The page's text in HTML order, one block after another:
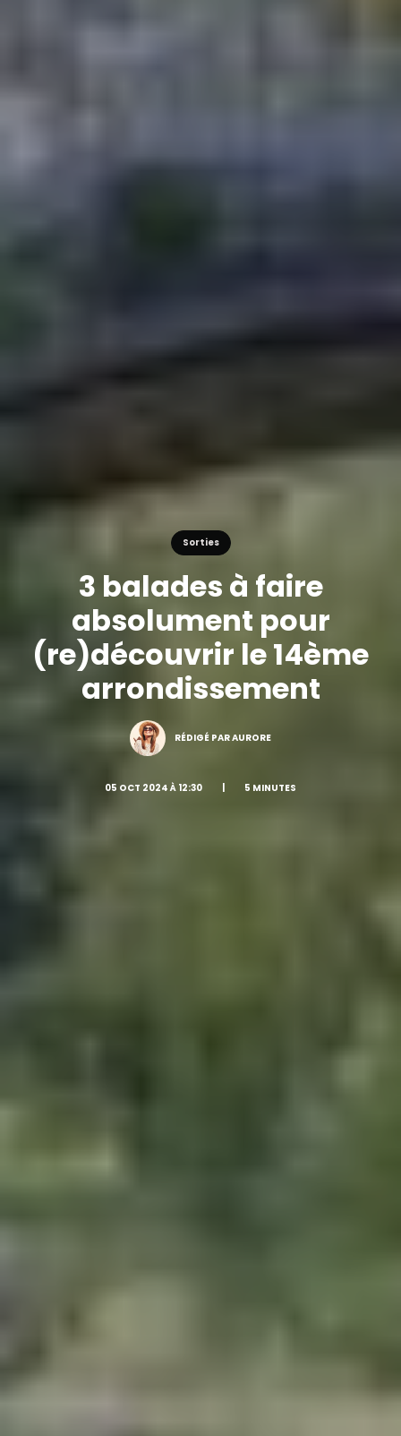
Sorties
3 balades à faire
absolument pour
(re)découvrir le 14ème
arrondissement
RÉDIGÉ PAR AURORE
05 OCT 2024 À 12:30 | 5 MINUTES